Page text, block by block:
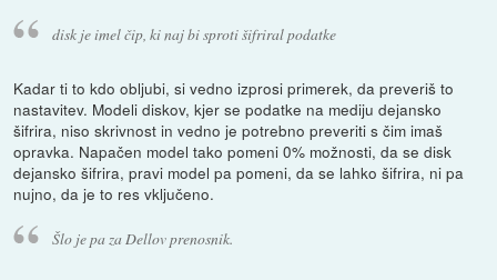
disk je imel čip, ki naj bi sproti šifriral podatke
Kadar ti to kdo obljubi, si vedno izprosi primerek, da preveriš to
nastavitev. Modeli diskov, kjer se podatke na mediju dejansko
šifrira, niso skrivnost in vedno je potrebno preveriti s čim imaš
opravka. Napačen model tako pomeni 0% možnosti, da se disk
dejansko šifrira, pravi model pa pomeni, da se lahko šifrira, ni pa
nujno, da je to res vključeno.
Šlo je pa za Dellov prenosnik.